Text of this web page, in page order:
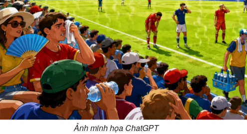
Ảnh minh họa ChatGPT